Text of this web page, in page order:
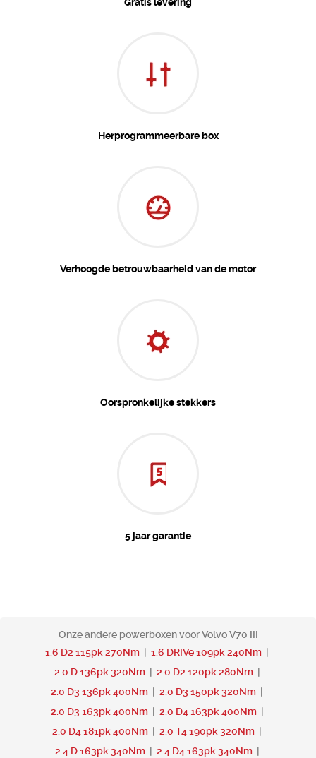
Gratis levering
Herprogrammeerbare box
Verhoogde betrouwbaarheid van de motor
Oorspronkelijke stekkers
5 jaar garantie
Onze andere powerboxen voor Volvo V70 III
1.6 D2 115pk 270Nm
1.6 DRIVe 109pk 240Nm
2.0 D 136pk 320Nm| 2.0 D2 120pk 280Nm|
2.0 D3 136pk 400Nm
2.0 D3 150pk 320Nm
2.0 D3 163pk 400Nm| 2.0 D4 163pk 400Nm|
2.0 D4 181pk 400Nm
2.0 T4 190pk 320Nm
2.4 D 163pk 340Nm| 2.4 D4 163pk 340Nm|